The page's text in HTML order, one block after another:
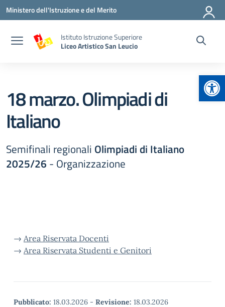
Vai ai contenuti
Vai al menu di navigazione
Vai al footer
Ministero dell'Istruzione e del Merito
Istituto Istruzione Superiore
Liceo Artistico San Leucio
18 marzo. Olimpiadi di
Italiano
Semifinali regionali Olimpiadi di Italiano
2025/26 - Organizzazione
→ Area Riservata Docenti
→ Area Riservata Studenti e Genitori
Pubblicato: 18.03.2026 - Revisione: 18.03.2026